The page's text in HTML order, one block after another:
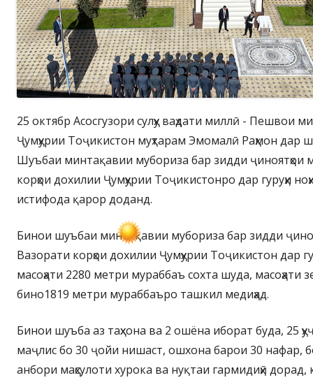
25 октябр Асосгузори сулҳу ваҳдати миллӣ - Пешвои
Ҷумҳурии Тоҷикистон муҳтарам Эмомалӣ Раҳмон дар
Шуъбаи минтақавии мубориза бар зидди ҷиноятҳои
корҳои дохилии Ҷумҳурии Тоҷикистонро дар гуруҳи
истифода қарор доданд.
Бинои шуъбаи минтақавии мубориза бар зидди
Вазорати корҳои дохилии Ҷумҳурии Тоҷикистон дар
масоҳати 2280 метри мураббаъ сохта шуда, масоҳати
бино1819 метри мураббаъро ташкил медиҳад.
Бинои шуъба аз таҳхона ва 2 ошёна иборат буда, 25
маҷлис бо 30 ҷойи нишаст, ошхона барои 30 нафар,
анбори маҳсулоти хурока ва нуқтаи гармидиҳӣ дорад,